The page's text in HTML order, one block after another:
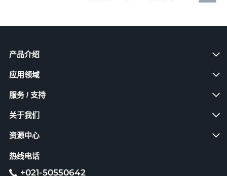
产品介绍
应用领域
服务 / 支持
关于我们
资源中心
热线电话
+021-50550642